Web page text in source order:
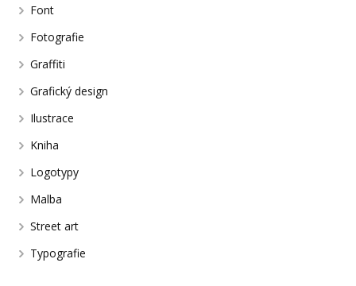
Font
Fotografie
Graffiti
Grafický design
Ilustrace
Kniha
Logotypy
Malba
Street art
Typografie